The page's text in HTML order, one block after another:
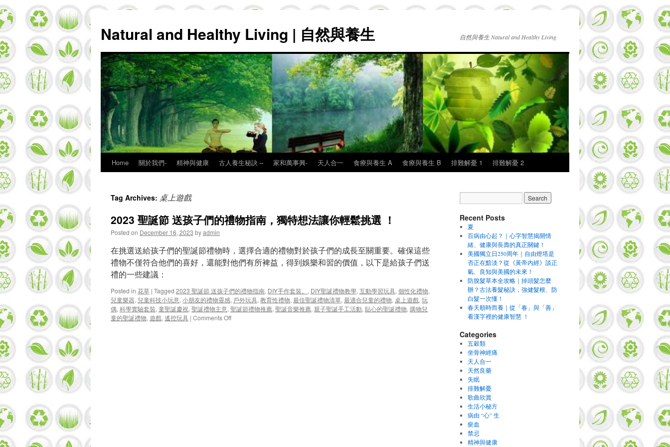
Natural and Healthy Living | 自然與養生 自然與養生 Natural and Healthy Living
Skip
content
Home 關於我們- 精神與健康 古人養生秘訣 – 家和萬事興- 天人合一 食療與養生 A 食療與養生 B 排難解憂 1 排難解憂 2
Tag Archives: 桌上遊戲
2023 聖誕節 送孩子們的禮物指南，獨特想法讓你輕鬆挑選 ！
Posted on December 16, 2023 byadmin
在挑選送給孩子們的聖誕節禮物時，選擇合適的禮物對於孩子們的成長至關重要。確保這些
禮物不僅符合他們的喜好，還能對他們有所裨益，得到娛樂和習的價值，以下是給孩子們送
禮的一些建議：
Posted in 花草 | Tagged 2023 聖誕節 送孩子們的禮物指南, DIY手作套裝。 , DIY聖誕禮物教學, 互動學習玩具, 個性化禮物,
兒童樂器, 兒童科技小玩意, 小朋友的禮物靈感, 戶外玩具, 教育性禮物, 最佳聖誕禮物清單, 最適合兒童的禮物, 桌上遊戲, 玩
偶, 科學實驗套裝, 童聖誕慶祝, 聖誕禮物主意, 聖誕節禮物推薦, 聖誕音樂推薦, 親子聖誕手工活動, 貼心的聖誕禮物, 購物兒
童的聖誕禮物, 遊戲, 遙控玩具 | Comments Offon
Recent Posts
夏
百病由心起？｜心字智慧揭開情
緒、健康與長壽的真正關鍵！
美國獨立日250周年｜自由燈塔是
否正在黯淡？從《黃帝內經》談正
氣、良知與美國的未來！
防脫髮草本全攻略｜掉頭髮怎麼
辦？古法養髮秘訣，強健髮根、防
白髮一次懂！
春天順時而養｜從「春」與「善」
看漢字裡的健康智慧 ！
Categories
五穀類
坐骨神經痛
天人合一
天然良藥
失眠
排難解憂
歌曲欣賞
生活小秘方
病由 “心” 生
瘀血
禁忌
精神與健康